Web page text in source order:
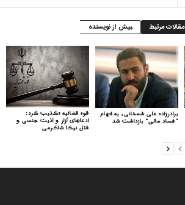
مقالات مرتبط بیش از نویسنده
قوه قضائیه تکذیب کرد:
ادعاهای آزار و اذیت جنسی و
قتل نیکا شاکرمی
برادرزاده علی شمخانی، به اتهام
“فساد مالی” بازداشت شد